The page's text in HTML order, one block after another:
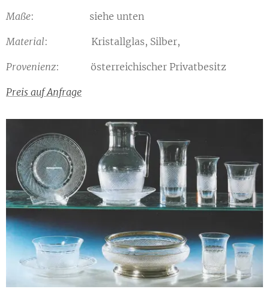
Maße: siehe unten
Material: Kristallglas, Silber,
Provenienz: österreichischer Privatbesitz
Preis auf Anfrage